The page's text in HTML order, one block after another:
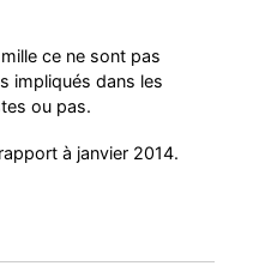
ce ne sont pas
impliqués dans les
ou pas.
à janvier 2014.